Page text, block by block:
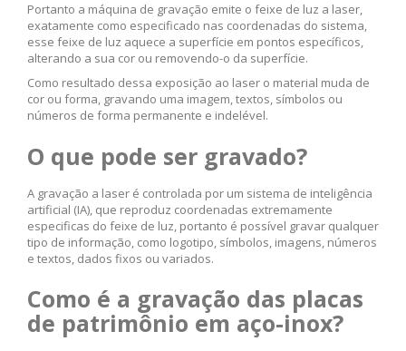
Portanto a máquina de gravação emite o feixe de luz a laser,
exatamente como especificado nas coordenadas do sistema,
esse feixe de luz aquece a superfície em pontos específicos,
alterando a sua cor ou removendo-o da superfície.
Como resultado dessa exposição ao laser o material muda de
cor ou forma, gravando uma imagem, textos, símbolos ou
números de forma permanente e indelével.
O que pode ser gravado?
A gravação a laser é controlada por um sistema de inteligência
artificial (IA), que reproduz coordenadas extremamente
especificas do feixe de luz, portanto é possível gravar qualquer
tipo de informação, como logotipo, símbolos, imagens, números
e textos, dados fixos ou variados.
Como é a gravação das placas
de patrimônio em aço-inox?